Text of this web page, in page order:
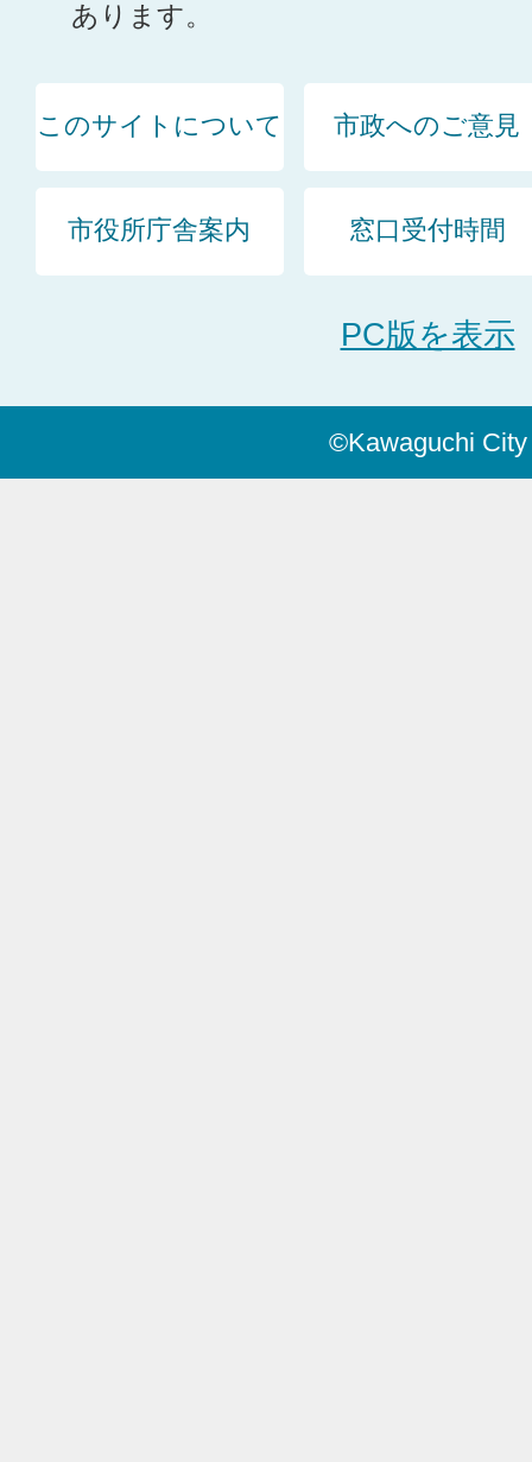
あります。
このサイトについて 市政へのご意見
市役所庁舎案内 窓口受付時間
PC版を表示
©Kawaguchi City